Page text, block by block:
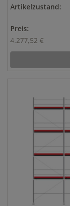
Artikelzustand:
Preis:
4.277,52 €